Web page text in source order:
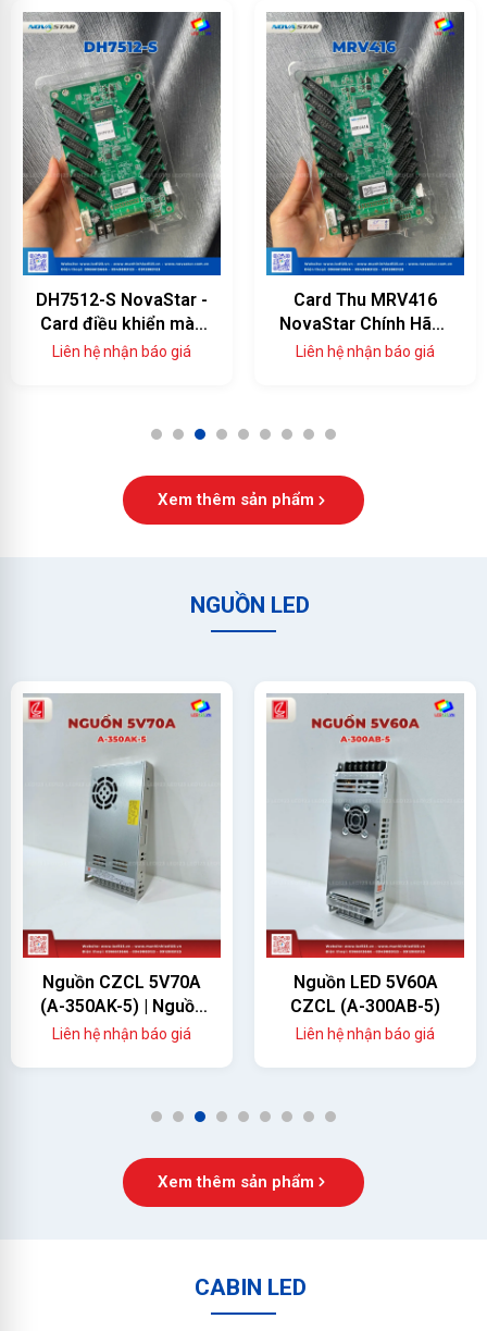
DH7512-S NovaStar -
Card điều khiển màn
hình LED 12 cổng
Liên hệ nhận báo giá
Card Thu MRV416
NovaStar Chính Hãng
— 16 Cổng HUB75E,
Liên hệ nhận báo giá
1 2 3 4 5 6 7 8 9
Xem thêm sản phẩm
NGUỒN LED
Nguồn CZCL 5V70A
(A-350AK-5) | Nguồn
Màn Hình LED 350W
Liên hệ nhận báo giá
Nguồn LED 5V60A
CZCL (A-300AB-5)
Liên hệ nhận báo giá
1 2 3 4 5 6 7 8 9
Xem thêm sản phẩm
CABIN LED